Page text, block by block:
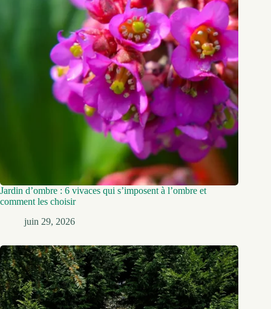
Jardin d’ombre : 6 vivaces qui s’imposent à l’ombre et
comment les choisir
juin 29, 2026